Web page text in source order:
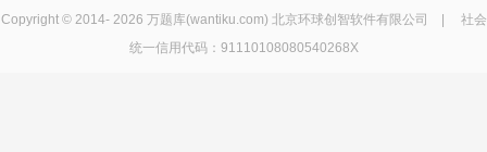
Copyright © 2014- 2026 万题库(wantiku.com) 北京环球创智软件有限公司 | 社会
统一信用代码：91110108080540268X